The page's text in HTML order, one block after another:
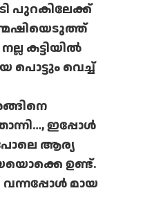
പുറകിലേക്ക്
കട്ടിയില്‍
പൊട്ടും വെച്ച്
ഇപ്പോള്‍
ആര്യ
ഉണ്ട്.
മായ